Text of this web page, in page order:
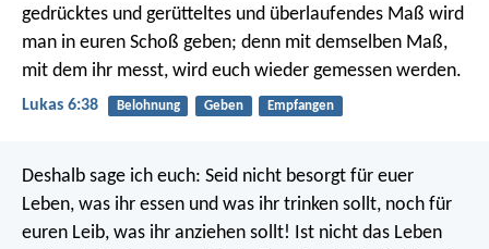
gedrücktes und gerütteltes und überlaufendes Maß wird
man in euren Schoß geben; denn mit demselben Maß,
mit dem ihr messt, wird euch wieder gemessen werden.
Lukas 6:38 Belohnung Geben Empfangen
Deshalb sage ich euch: Seid nicht besorgt für euer
Leben, was ihr essen und was ihr trinken sollt, noch für
euren Leib, was ihr anziehen sollt! Ist nicht das Leben